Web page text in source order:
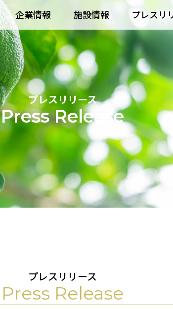
企業情報 施設情報 プレスリ
プレスリリース
Press Release
プレスリリース
Press Release